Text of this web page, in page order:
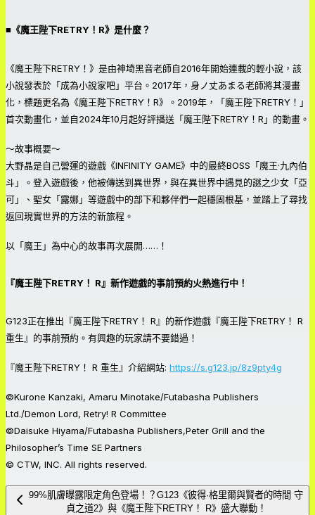
■《魔王陛下RETRY！R》是什麼？
《魔王陛下RETRY！》是由神埼黑音老師自2016年開始連載的輕小說，該
小說發表於「成為小說家吧」平台。2017年，身ノ丈あまる老師將其漫畫
化，標題更名為《魔王陛下RETRY！R》。2019年，「魔王陛下RETRY！」
首次動畫化，並自2024年10月起好評播送「魔王陛下RETRY！R」的動畫。
～故事概要～
大野晶是自己營運的遊戲《INFINITY GAME》中的最終BOSS「魔王·九內伯
斗」。登入遊戲後，他被傳送到異世界，與在異世界中遇見的謎之少女「亞
可」、聖女「露娜」等遊戲中的部下和夥伴們一起穩固根基，並踏上了尋找
返回現實世界的方法的新旅程。
以「魔王」為中心的故事再次展開……！
『魔王陛下RETRY！ R』新作遊戲的事前預約火熱進行中！
G123正在推出『魔王陛下RETRY！ R』的新作遊戲『魔王陛下RETRY！ R
重生』的事前預約。有興趣的玩家請不要錯過！
『魔王陛下RETRY！ R 重生』介紹網站: https://s.g123.jp/8z9pty4g
©Kurone Kanzaki, Amaru Minotake/Futabasha Publishers
Ltd./Demon Lord, Retry! R Committee
©Daisuke Hiyama/Futabasha Publishers,Peter Grill and the
Philosopher’s Time SE Partners
© CTW, INC. All rights reserved.
99%肌膚曝露限定角色登場！？G123《彼得·格里爾與賢者的時間 守
貞之道2》與《魔王陛下RETRY！ R》盛大聯動！